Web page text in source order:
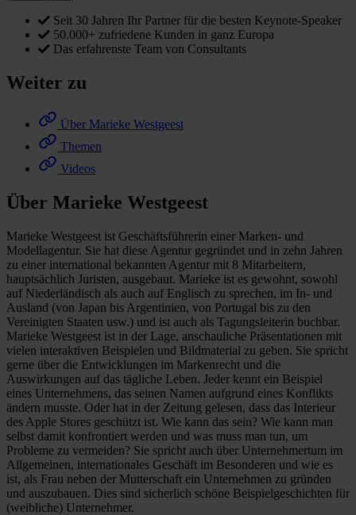
Seit 30 Jahren Ihr Partner für die besten Keynote-Speaker
50.000+ zufriedene Kunden in ganz Europa
Das erfahrenste Team von Consultants
Weiter zu
Über Marieke Westgeest
Themen
Videos
Über Marieke Westgeest
Marieke Westgeest ist Geschäftsführerin einer Marken- und
Modellagentur. Sie hat diese Agentur gegründet und in zehn Jahren
zu einer international bekannten Agentur mit 8 Mitarbeitern,
hauptsächlich Juristen, ausgebaut. Marieke ist es gewohnt, sowohl
auf Niederländisch als auch auf Englisch zu sprechen, im In- und
Ausland (von Japan bis Argentinien, von Portugal bis zu den
Vereinigten Staaten usw.) und ist auch als Tagungsleiterin buchbar.
Marieke Westgeest ist in der Lage, anschauliche Präsentationen mit
vielen interaktiven Beispielen und Bildmaterial zu geben. Sie spricht
gerne über die Entwicklungen im Markenrecht und die
Auswirkungen auf das tägliche Leben. Jeder kennt ein Beispiel
eines Unternehmens, das seinen Namen aufgrund eines Konflikts
ändern musste. Oder hat in der Zeitung gelesen, dass das Interieur
des Apple Stores geschützt ist. Wie kann das sein? Wie kann man
selbst damit konfrontiert werden und was muss man tun, um
Probleme zu vermeiden? Sie spricht auch über Unternehmertum im
Allgemeinen, internationales Geschäft im Besonderen und wie es
ist, als Frau neben der Mutterschaft ein Unternehmen zu gründen
und auszubauen. Dies sind sicherlich schöne Beispielgeschichten für
(weibliche) Unternehmer.